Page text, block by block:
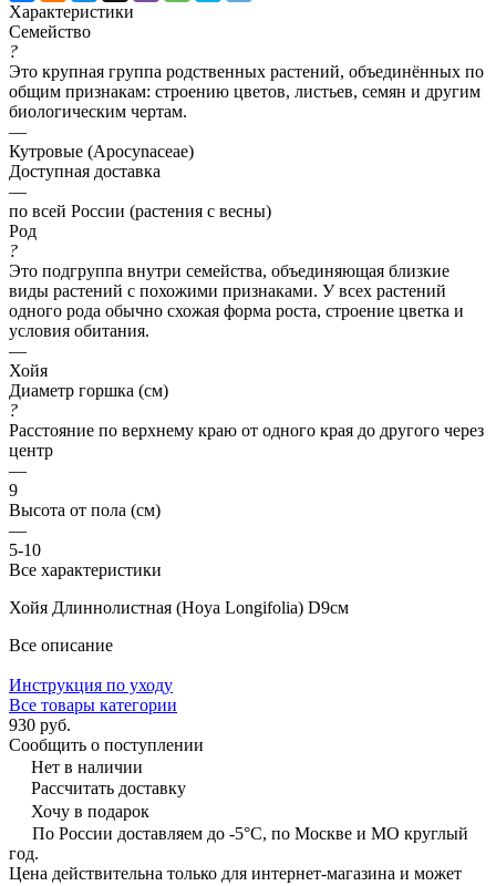
Характеристики
Семейство
?
Это крупная группа родственных растений, объединённых по
общим признакам: строению цветов, листьев, семян и другим
биологическим чертам.
—
Кутровые (Apocynaceae)
Доступная доставка
—
по всей России (растения с весны)
Род
?
Это подгруппа внутри семейства, объединяющая близкие
виды растений с похожими признаками. У всех растений
одного рода обычно схожая форма роста, строение цветка и
условия обитания.
—
Хойя
Диаметр горшка (см)
?
Расстояние по верхнему краю от одного края до другого через
центр
—
9
Высота от пола (см)
—
5-10
Все характеристики
Хойя Длиннолистная (Hoya Longifolia) D9см
Все описание
Инструкция по уходу
Все товары категории
930 руб.
Сообщить о поступлении
Нет в наличии
Рассчитать доставку
Хочу в подарок
По России доставляем до -5°C, по Москве и МО круглый
год.
Цена действительна только для интернет-магазина и может